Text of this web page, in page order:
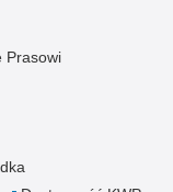
Prasowi